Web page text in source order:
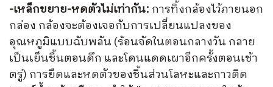
-เหล็กขยาย-หดตัวไม่เท่ากัน: การทิ้งกล้องไว้ภายนอก
กล่อง กล้องจะต้องเจอกับการเปลี่ยนแปลงของ
อุณหภูมิแบบฉับพลัน (ร้อนจัดในตอนกลางวัน กลาย
เป็นเย็นชื้นตอนดึก และโดนแดดเผาอีกครั้งตอนเช้า
ตรู่) การยืดและหดตัวของชิ้นส่วนโลหะและกาวติด